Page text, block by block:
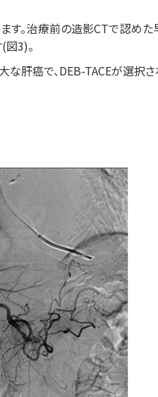
。治療前の造影CTで認め
3)。
な肝癌で、DEB-TACEが選